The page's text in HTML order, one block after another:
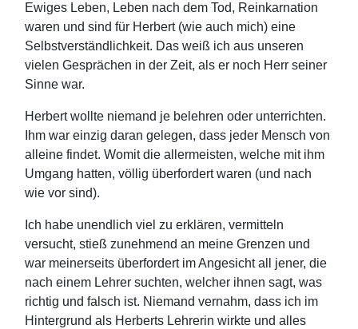
Ewiges Leben, Leben nach dem Tod, Reinkarnation
waren und sind für Herbert (wie auch mich) eine
Selbstverständlichkeit. Das weiß ich aus unseren
vielen Gesprächen in der Zeit, als er noch Herr seiner
Sinne war.
Herbert wollte niemand je belehren oder unterrichten.
Ihm war einzig daran gelegen, dass jeder Mensch von
alleine findet. Womit die allermeisten, welche mit ihm
Umgang hatten, völlig überfordert waren (und nach
wie vor sind).
Ich habe unendlich viel zu erklären, vermitteln
versucht, stieß zunehmend an meine Grenzen und
war meinerseits überfordert im Angesicht all jener, die
nach einem Lehrer suchten, welcher ihnen sagt, was
richtig und falsch ist. Niemand vernahm, dass ich im
Hintergrund als Herberts Lehrerin wirkte und alles